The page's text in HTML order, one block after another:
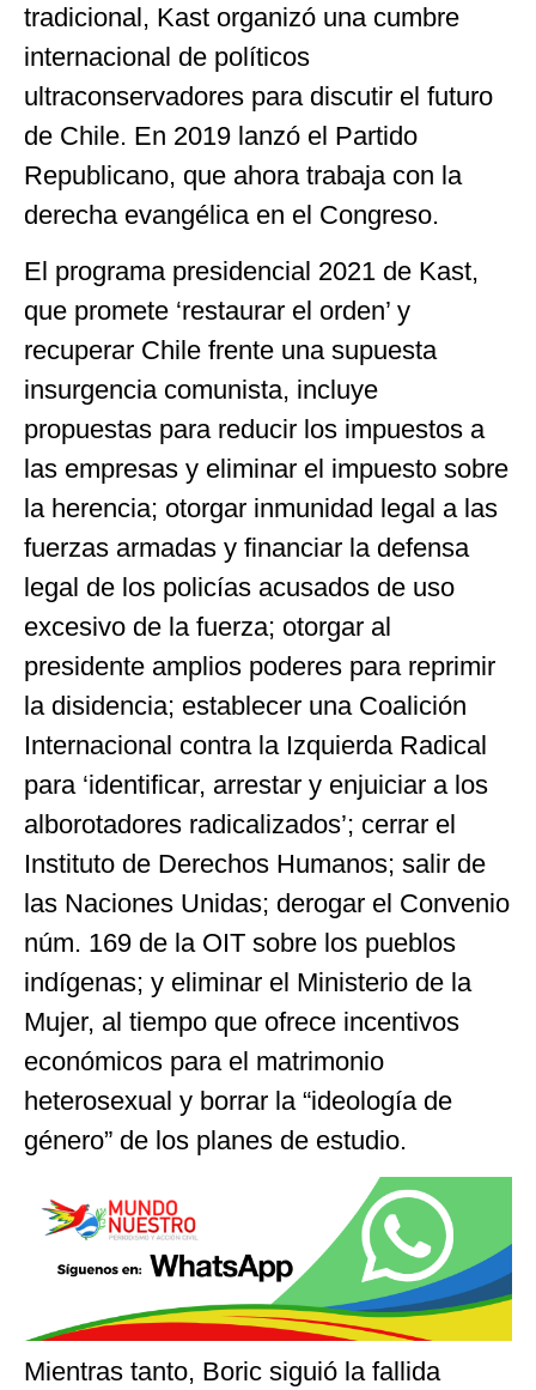
tradicional, Kast organizó una cumbre
internacional de políticos
ultraconservadores para discutir el futuro
de Chile. En 2019 lanzó el Partido
Republicano, que ahora trabaja con la
derecha evangélica en el Congreso.
El programa presidencial 2021 de Kast,
que promete ‘restaurar el orden’ y
recuperar Chile frente una supuesta
insurgencia comunista, incluye
propuestas para reducir los impuestos a
las empresas y eliminar el impuesto sobre
la herencia; otorgar inmunidad legal a las
fuerzas armadas y financiar la defensa
legal de los policías acusados ​​de uso
excesivo de la fuerza; otorgar al
presidente amplios poderes para reprimir
la disidencia; establecer una Coalición
Internacional contra la Izquierda Radical
para ‘identificar, arrestar y enjuiciar a los
alborotadores radicalizados’; cerrar el
Instituto de Derechos Humanos; salir de
las Naciones Unidas; derogar el Convenio
núm. 169 de la OIT sobre los pueblos
indígenas; y eliminar el Ministerio de la
Mujer, al tiempo que ofrece incentivos
económicos para el matrimonio
heterosexual y borrar la “ideología de
género” de los planes de estudio.
Mientras tanto, Boric siguió la fallida